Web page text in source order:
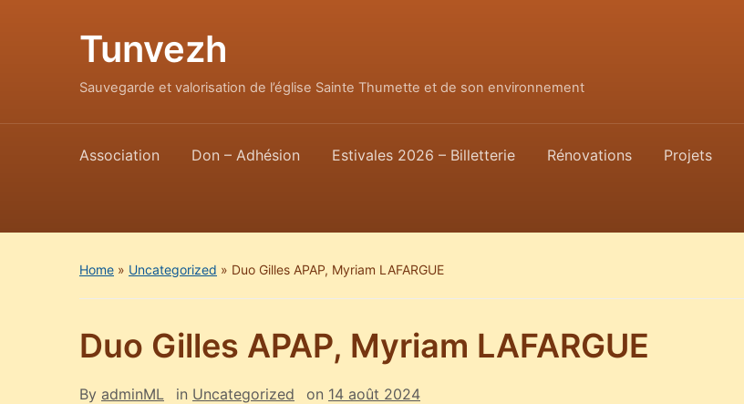
Tunvezh
Sauvegarde et valorisation de l’église Sainte Thumette et de son environnement
Association Don – Adhésion Estivales 2026 – Billetterie Rénovations Projets
Home » Uncategorized » Duo Gilles APAP, Myriam LAFARGUE
Duo Gilles APAP, Myriam LAFARGUE
By adminML in Uncategorized on 14 août 2024